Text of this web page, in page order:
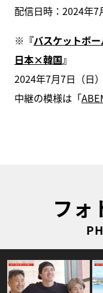
配信日時：2024年7
※『バスケットボ
日本×韓国』
2024年7月7日（日
中継の模様は「
フォ